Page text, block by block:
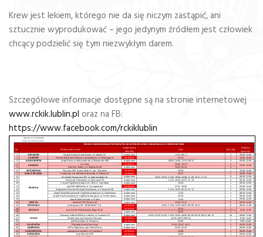
Krew jest lekiem, którego nie da się niczym zastąpić, ani
sztucznie wyprodukować – jego jedynym źródłem jest człowiek
chcący podzielić się tym niezwykłym darem.
Szczegółowe informacje dostępne są na stronie internetowej
www.rckik.lublin.pl oraz na FB:
https://www.facebook.com/rckiklublin